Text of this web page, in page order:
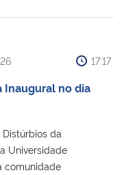
17:17
Inaugural no dia
da
Universidade
comunidade